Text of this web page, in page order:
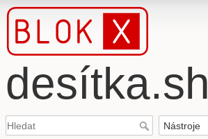
desítka.sh